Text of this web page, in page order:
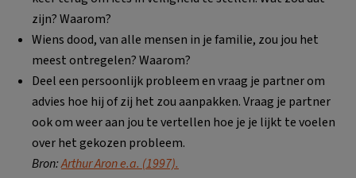
zijn? Waarom?
Wiens dood, van alle mensen in je familie, zou jou het
meest ontregelen? Waarom?
Deel een persoonlijk probleem en vraag je partner om
advies hoe hij of zij het zou aanpakken. Vraag je partner
ook om weer aan jou te vertellen hoe je je lijkt te voelen
over het gekozen probleem.
Bron:Arthur Aron e.a. (1997).